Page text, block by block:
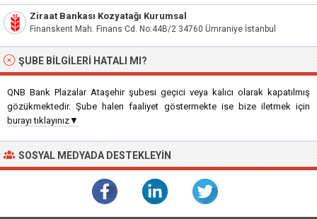
Ziraat Bankası Kozyatağı Kurumsal
Finanskent Mah. Finans Cd. No:44B/2 34760 Ümraniye İstanbul
ŞUBE BILGILERI HATALI MI?
QNB Bank Plazalar Ataşehir şubesi geçici veya kalıcı olarak kapatılmış
gözükmektedir. Şube halen faaliyet göstermekte ise bize iletmek için
burayı tıklayınız▼
SOSYAL MEDYADA DESTEKLEYIN